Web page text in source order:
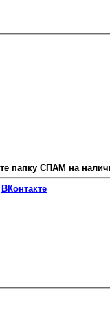
папку СПАМ на
ВКонтакте